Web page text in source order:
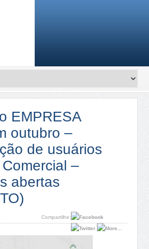
EMPRESA
outubro –
de usuários
–
abertas
Compartilhe: